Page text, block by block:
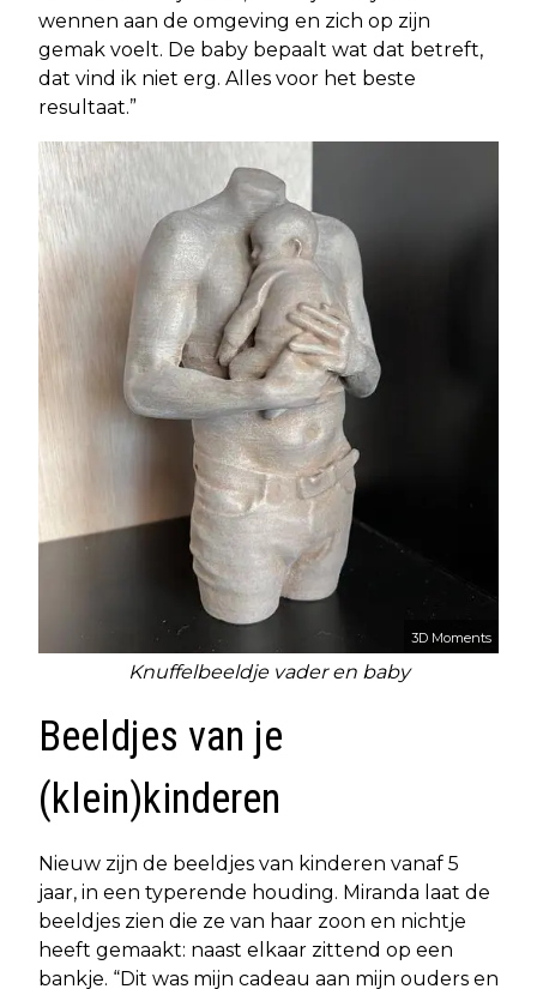
wennen aan de omgeving en zich op zijn
gemak voelt. De baby bepaalt wat dat betreft,
dat vind ik niet erg. Alles voor het beste
resultaat.”
3D Moments
Knuffelbeeldje vader en baby
Beeldjes van je
(klein)kinderen
Nieuw zijn de beeldjes van kinderen vanaf 5
jaar, in een typerende houding. Miranda laat de
beeldjes zien die ze van haar zoon en nichtje
heeft gemaakt: naast elkaar zittend op een
bankje. “Dit was mijn cadeau aan mijn ouders en